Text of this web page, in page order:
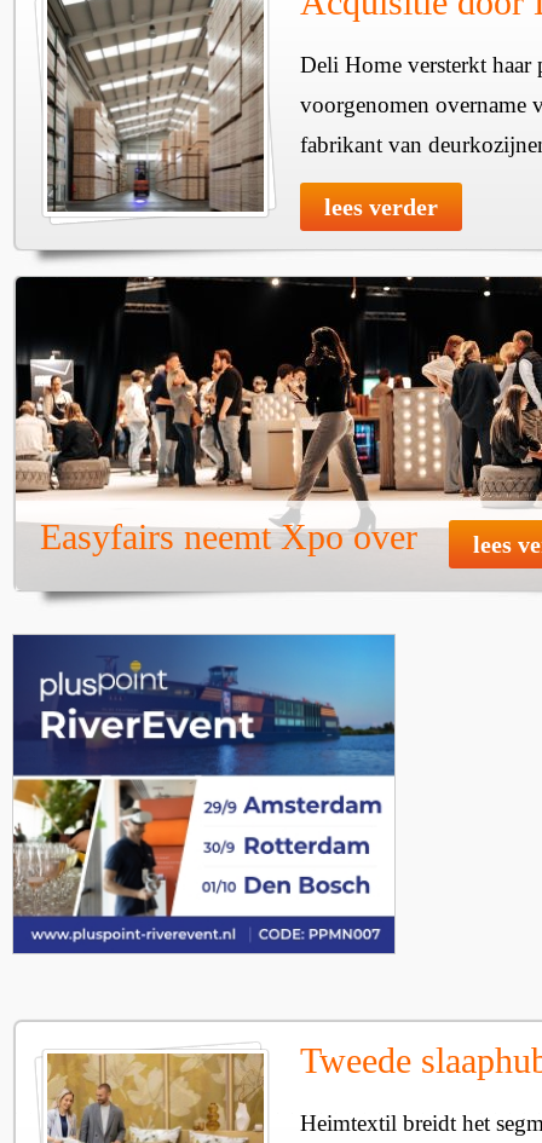
Deli Home versterkt haar
voorgenomen overname
fabrikant van
lees verder
Easyfairs neemt Xpo over lees
Tweede
Heimtextil breidt het